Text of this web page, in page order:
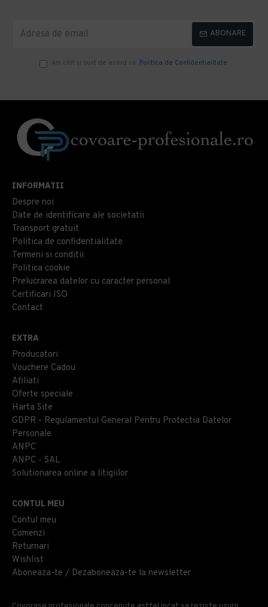
ABONARE
Am citit şi sunt de acord cu Politica de Confidentialitate
INFORMATII
Despre noi
Date de identificare ale societatii
Transport gratuit
Politica de confidentialitate
Termeni si conditii
Politica cookie
Prelucrarea datelor cu caracter personal
Certificari ISO
Contact
EXTRA
Producatori
Vouchere Cadou
Afiliati
Oferte speciale
Harta Site
GDPR - Regulamentul General Pentru Protectia Datelor
Personale
ANPC
ANPC - SAL
Solutionarea online a litigiilor
CONTUL MEU
Contul meu
Comenzi
Returnari
Wishlist
Aboneaza-te / Dezaboneaza-te la newsletter